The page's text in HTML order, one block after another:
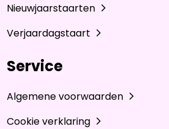
Nieuwjaarstaarten
Verjaardagstaart
Service
Algemene voorwaarden
Cookie verklaring